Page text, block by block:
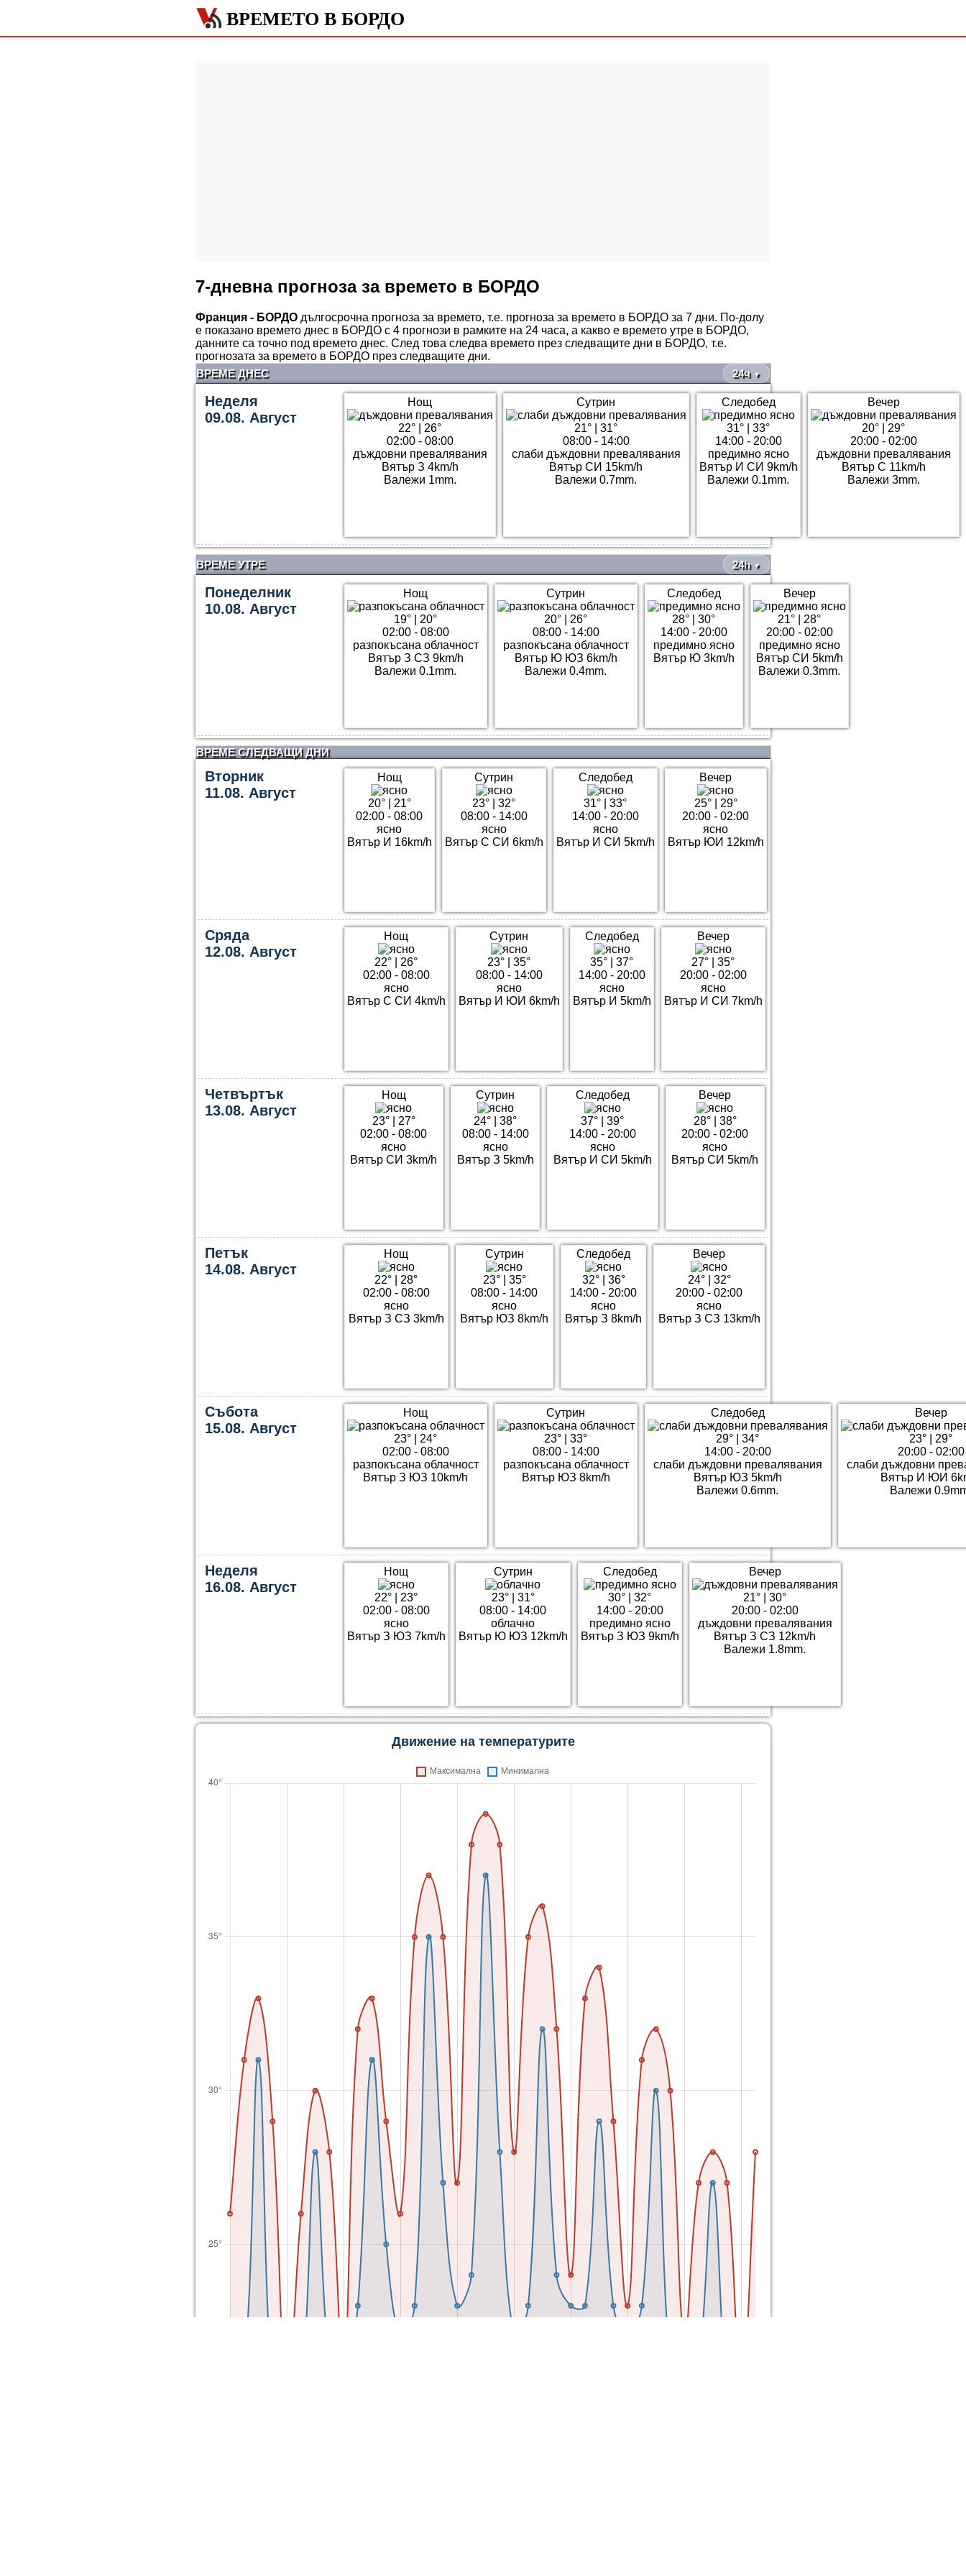
ВРЕМЕТО В БОРДО
7-дневна прогноза за времето в БОРДО
Франция - БОРДО дългосрочна прогноза за времето, т.е. прогноза за времето в БОРДО за 7 дни. По-долу
е показано времето днес в БОРДО с 4 прогнози в рамките на 24 часа, а какво е времето утре в БОРДО,
данните са точно под времето днес. След това следва времето през следващите дни в БОРДО, т.е.
прогнозата за времето в БОРДО през следващите дни.
ВРЕМЕ ДНЕС
24ч ▼
Неделя
09.08. Август
Нощ
22°
26°
02:00 - 08:00
дъждовни превалявания
Вятър З 4km/h
Валежи 1mm.
Сутрин
21°
31°
08:00 - 14:00
слаби дъждовни превалявания
Вятър СИ 15km/h
Валежи 0.7mm.
Следобед
31°
33°
14:00 - 20:00
предимно ясно
Вятър И СИ 9km/h
Валежи 0.1mm.
Вечер
20°
29°
20:00 - 02:00
дъждовни превалявания
Вятър С 11km/h
Валежи 3mm.
ВРЕМЕ УТРЕ 24h ▼
Понеделник
10.08. Август
Нощ
19°
20°
02:00 - 08:00
разпокъсана облачност
Вятър З СЗ 9km/h
Валежи 0.1mm.
Сутрин
20°
26°
08:00 - 14:00
разпокъсана облачност
Вятър Ю ЮЗ 6km/h
Валежи 0.4mm.
Следобед
28°
30°
14:00 - 20:00
предимно ясно
Вятър Ю 3km/h
Вечер
21°
28°
20:00 - 02:00
предимно ясно
Вятър СИ 5km/h
Валежи 0.3mm.
ВРЕМЕ СЛЕДВАЩИ ДНИ
Вторник
11.08. Август
Нощ
20°| 21°
02:00 - 08:00
ясно
Вятър И 16km/h
Сутрин
23°
32°
08:00 - 14:00
ясно
Вятър С СИ 6km/h
Следобед
31°
33°
14:00 - 20:00
ясно
Вятър И СИ 5km/h
Вечер
25°| 29°
20:00 - 02:00
ясно
Вятър ЮИ 12km/h
Сряда
12.08. Август
Нощ
22°
26°
02:00 - 08:00
ясно
Вятър С СИ 4km/h
Сутрин
23°
35°
08:00 - 14:00
ясно
Вятър И ЮИ 6km/h
Следобед
35°
37°
14:00 - 20:00
ясно
Вятър И 5km/h
Вечер
27°
35°
20:00 - 02:00
ясно
Вятър И СИ 7km/h
Четвъртък
13.08. Август
Нощ
23°| 27°
02:00 - 08:00
ясно
Вятър СИ 3km/h
Сутрин
24° |38°
08:00 - 14:00
ясно
Вятър З 5km/h
Следобед
37° |39°
14:00 - 20:00
ясно
Вятър И СИ 5km/h
Вечер
28°| 38°
20:00 - 02:00
ясно
Вятър СИ 5km/h
Петък
14.08. Август
Нощ
22°
28°
02:00 - 08:00
ясно
Вятър З СЗ 3km/h
Сутрин
23°| 35°
08:00 - 14:00
ясно
Вятър ЮЗ 8km/h
Следобед
32°| 36°
14:00 - 20:00
ясно
Вятър З 8km/h
Вечер
24°| 32°
20:00 - 02:00
ясно
Вятър З СЗ 13km/h
Събота
15.08. Август
Нощ
23°
24°
02:00 - 08:00
разпокъсана облачност
Вятър З ЮЗ 10km/h
Сутрин
23°
33°
08:00 - 14:00
разпокъсана облачност
Вятър ЮЗ 8km/h
Следобед
29°
34°
14:00 - 20:00
слаби дъждовни превалявания
Вятър ЮЗ 5km/h
Валежи 0.6mm.
Вечер
23°
29°
20:00 - 02:00
слаби дъждовни
Вятър И ЮИ
Валежи
Неделя
16.08. Август
Нощ
22°
23°
02:00 - 08:00
ясно
Вятър З ЮЗ 7km/h
Сутрин
23°| 31°
08:00 - 14:00
облачно
Вятър Ю ЮЗ 12km/h
Следобед
30°
32°
14:00 - 20:00
предимно ясно
Вятър З ЮЗ 9km/h
Вечер
21°
30°
20:00 - 02:00
дъждовни превалявания
Вятър З СЗ 12km/h
Валежи 1.8mm.
Движение на температурите